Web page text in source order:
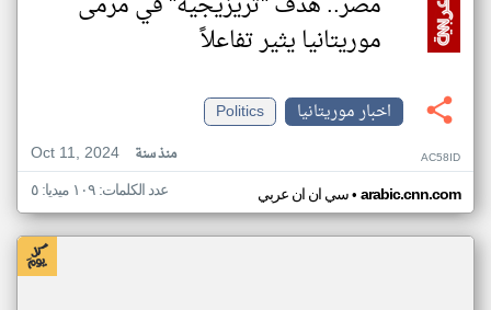
موريتانيا يثير تفاعلاً
اخبار موريتانيا
Politics
Oct 11, 2024
منذ سنة AC58ID
سي ان ان عربي• arabic.cnn.com عدد الكلمات: ١٠٩ ميديا: ٥